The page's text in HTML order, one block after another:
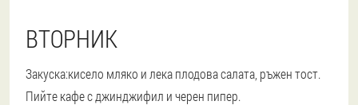
ВТОРНИК
Закуска:кисело мляко и лека плодова салата, ръжен тост.
Пийте кафе с джинджифил и черен пипер.